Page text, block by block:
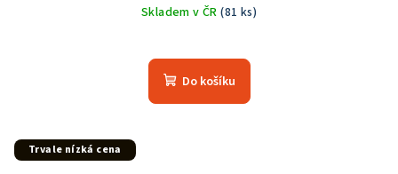
Skladem v ČR(81 ks)
hodnocení
produktu
Do košíku
Trvale nízká cena